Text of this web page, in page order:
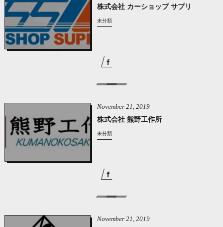
株式会社 カーショップ サプリ
未分類
November 21 ,2019
株式会社 熊野工作所
未分類
November 21 ,2019